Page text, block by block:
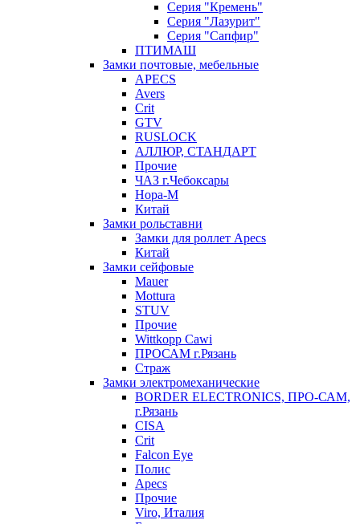
Серия "Кремень"
Серия "Лазурит"
Серия "Сапфир"
ПТИМАШ
Замки почтовые, мебельные
APECS
Avers
Crit
GTV
RUSLOCK
АЛЛЮР, СТАНДАРТ
Прочие
ЧАЗ г.Чебоксары
Нора-М
Китай
Замки рольставни
Замки для роллет Apecs
Китай
Замки сейфовые
Mauer
Mottura
STUV
Прочие
Wittkopp Cawi
ПРОСАМ г.Рязань
Страж
Замки электромеханические
BORDER ELECTRONICS, ПРО-САМ,
г.Рязань
CISA
Crit
Falcon Eye
Полис
Apecs
Прочие
Viro, Италия